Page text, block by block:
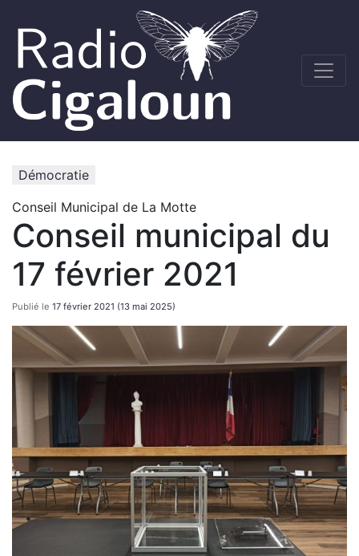
Démocratie
Conseil Municipal de La Motte
Conseil municipal du
17 février 2021
Publié le 17 février 2021 (13 mai 2025)